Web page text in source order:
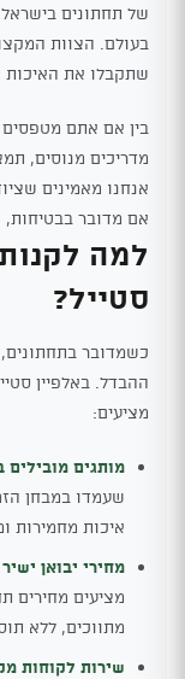
בעולם. הצוות
שתקבלו את האיכות
בין אם אתם מטפסים
מדריכים מנוסים,
אנחנו מאמינים
אם מדובר בבטיחות,
למה
סטייל?
כשמדובר
ההבדל. באלפיין
מציעים:
מותגים מובילים
שעמדו במבחן
איכות מחמירות
מחירי יבואן ישיר
מציעים מחירים
מתווכים, ללא
שירות לקוחות